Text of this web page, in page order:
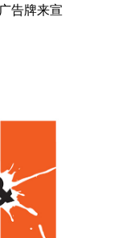
告牌来宣